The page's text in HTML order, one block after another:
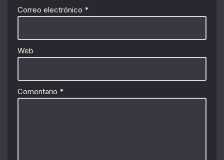
Correo electrónico *
Web
Comentario *